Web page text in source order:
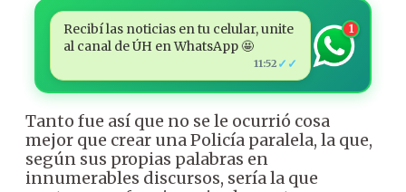
Recibí las noticias en tu celular, unite
al canal de ÚH en WhatsApp 🤩
11:52 ✓✓
1
Tanto fue así que no se le ocurrió cosa
mejor que crear una Policía paralela, la que,
según sus propias palabras en
innumerables discursos, sería la que